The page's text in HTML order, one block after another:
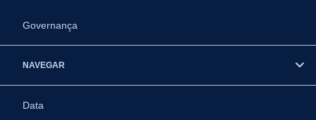
Governança
NAVEGAR
Data